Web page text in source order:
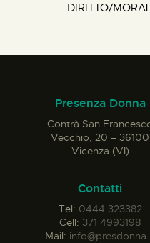
DIRITTO/
Presenza Donna
Contrà San
Vecchio, 20 – 36100
Vicenza (VI)
Contatti
Tel: 0444 323382
Cell: 371 4993198
Mail: